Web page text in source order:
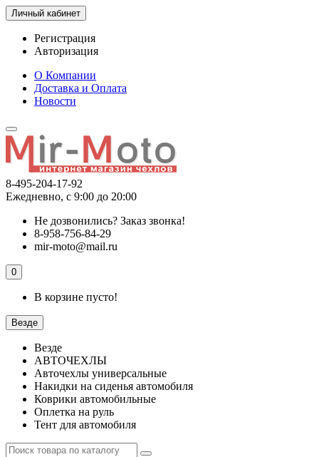
Личный кабинет
Регистрация
Авторизация
О Компании
Доставка и Оплата
Новости
8-495-204-17-92
Ежедневно, с 9:00 до 20:00
Не дозвонились? Заказ звонка!
8-958-756-84-29
mir-moto@mail.ru
0
В корзине пусто!
Везде
Везде
АВТОЧЕХЛЫ
Авточехлы универсальные
Накидки на сиденья автомобиля
Коврики автомобильные
Оплетка на руль
Тент для автомобиля